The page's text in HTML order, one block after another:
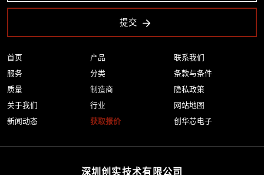
首页
服务
质量
关于我们
新闻动态
产品
分类
制造商
行业
获取报价
联系我们
条款与条件
隐私政策
网站地图
创华芯电子
提交
深圳创实技术有限公司